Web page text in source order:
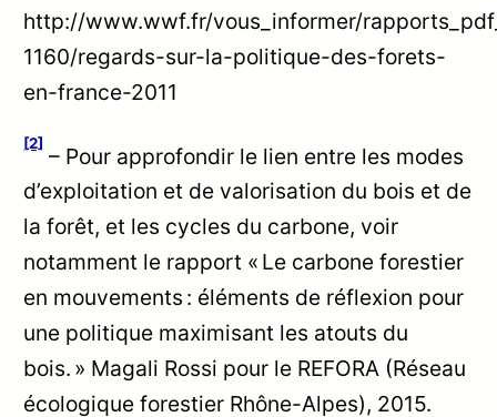
http://www.wwf.fr/vous_informer/
1160/regards-sur-la-politique-des-forets-
en-france-2011
[2] – Pour approfondir le lien entre les modes
d’exploitation et de valorisation du bois et de
la forêt, et les cycles du carbone, voir
notamment le rapport « Le carbone forestier
en mouvements : éléments de réflexion pour
une politique maximisant les atouts du
bois. » Magali Rossi pour le REFORA (Réseau
écologique forestier Rhône-Alpes), 2015.